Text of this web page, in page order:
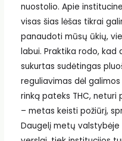
nuostolio. Apie
visas šias lėšas tikrai
panaudoti mūsų ūkių,
labui. Praktika rodo,
sukurtas sudėtingas
reguliavimas dėl
rinką pateks THC, neturi
– metas keisti požiūrį,
Daugelį metų